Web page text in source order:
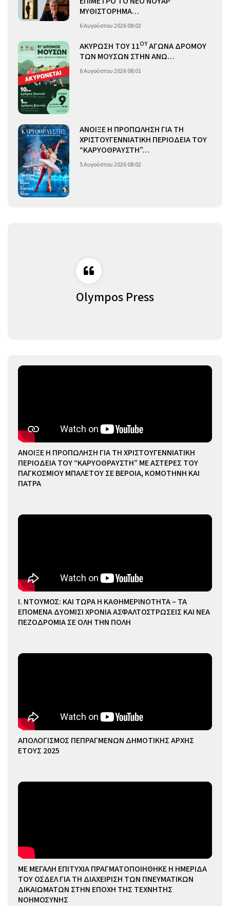
ΜΥΘΙΣΤΟΡΗΜΑ…
6 Αυγούστου 2026 08:02
ΑΚΥΡΩΣΗ ΤΟΥ 11ΟΥΑΓΩΝΑ ΔΡΟΜΟΥ
ΤΩΝ ΜΟΥΣΩΝ ΣΤΗΝ ΑΝΩ…
6 Αυγούστου 2026 08:01
ΑΝΟΙΞΕ Η ΠΡΟΠΩΛΗΣΗ ΓΙΑ ΤΗ
ΧΡΙΣΤΟΥΓΕΝΝΙΑΤΙΚΗ ΠΕΡΙΟΔΕΙΑ ΤΟΥ
“ΚΑΡΥΟΘΡΑΥΣΤΗ”…
5 Αυγούστου 2026 08:02
Olympos Press
ΑΝΟΙΞΕ Η ΠΡΟΠΩΛΗΣΗ ΓΙΑ ΤΗ ΧΡΙΣΤΟΥΓΕΝΝΙΑΤΙΚΗ
ΠΕΡΙΟΔΕΙΑ ΤΟΥ “ΚΑΡΥΟΘΡΑΥΣΤΗ” ΜΕ ΑΣΤΕΡΕΣ ΤΟΥ
ΠΑΓΚΟΣΜΙΟΥ ΜΠΑΛΕΤΟΥ ΣΕ ΒΕΡΟΙΑ, ΚΟΜΟΤΗΝΗ ΚΑΙ
ΠΑΤΡΑ
Ι. ΝΤΟΥΜΟΣ: ΚΑΙ ΤΩΡΑ Η ΚΑΘΗΜΕΡΙΝΟΤΗΤΑ – ΤΑ
ΕΠΟΜΕΝΑ ΔΥΟΜΙΣΙ ΧΡΟΝΙΑ ΑΣΦΑΛΤΟΣΤΡΩΣΕΙΣ ΚΑΙ ΝΕΑ
ΠΕΖΟΔΡΟΜΙΑ ΣΕ ΟΛΗ ΤΗΝ ΠΟΛΗ
ΑΠΟΛΟΓΙΣΜΟΣ ΠΕΠΡΑΓΜΕΝΩΝ ΔΗΜΟΤΙΚΗΣ ΑΡΧΗΣ
ΕΤΟΥΣ 2025
ΜΕ ΜΕΓΑΛΗ ΕΠΙΤΥΧΙΑ ΠΡΑΓΜΑΤΟΠΟΙΗΘΗΚΕ Η ΗΜΕΡΙΔΑ
ΤΟΥ ΟΣΔΕΛ ΓΙΑ ΤΗ ΔΙΑΧΕΙΡΙΣΗ ΤΩΝ ΠΝΕΥΜΑΤΙΚΩΝ
ΔΙΚΑΙΩΜΑΤΩΝ ΣΤΗΝ ΕΠΟΧΗ ΤΗΣ ΤΕΧΝΗΤΗΣ
ΝΟΗΜΟΣΥΝΗΣ